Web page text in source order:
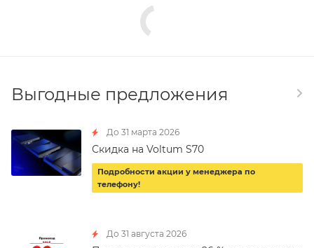
Выгодные предложения
До 31 марта 2026
Скидка на Voltum S70
Подробности акции у менеджера по
телефону!
До 31 августа 2026